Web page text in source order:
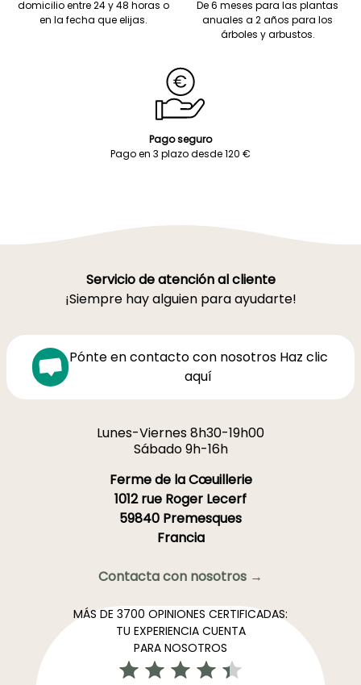
domicilio entre 24 y 48 horas o
en la fecha que elijas.
De 6 meses para las plantas
anuales a 2 años para los
árboles y arbustos.
Pago seguro
Pago en 3 plazo desde 120 €
Servicio de atención al cliente
¡Siempre hay alguien para ayudarte!
Pónte en contacto con nosotros Haz clic
aquí
Lunes-Viernes 8h30-19h00
Sábado 9h-16h
Ferme de la Cœuillerie
1012 rue Roger Lecerf
59840 Premesques
Francia
Contacta con nosotros →
MÁS DE 3700 OPINIONES CERTIFICADAS:
TU EXPERIENCIA CUENTA
PARA NOSOTROS